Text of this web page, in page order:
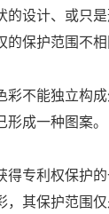
的设计、或只
保护范围不相
彩不能独立构
成一种图案。
得专利权保护
，其保护范围